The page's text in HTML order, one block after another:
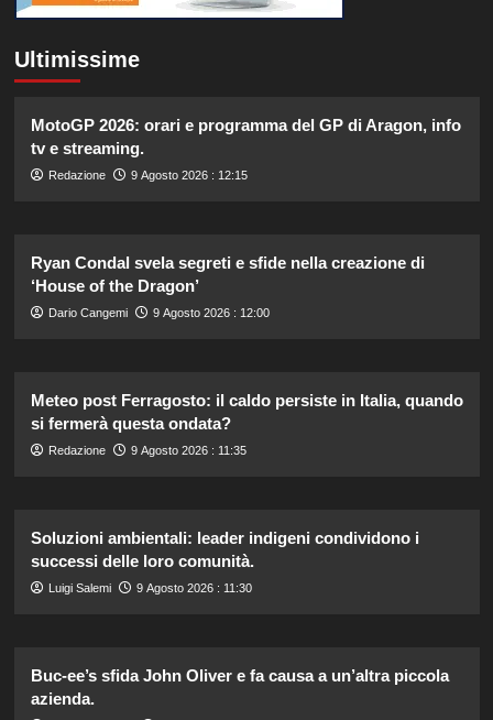
Ultimissime
MotoGP 2026: orari e programma del GP di Aragon, info
tv e streaming.
Redazione 9 Agosto 2026 : 12:15
Ryan Condal svela segreti e sfide nella creazione di
‘House of the Dragon’
Dario Cangemi 9 Agosto 2026 : 12:00
Meteo post Ferragosto: il caldo persiste in Italia, quando
si fermerà questa ondata?
Redazione 9 Agosto 2026 : 11:35
Soluzioni ambientali: leader indigeni condividono i
successi delle loro comunità.
Luigi Salemi 9 Agosto 2026 : 11:30
Buc-ee’s sfida John Oliver e fa causa a un’altra piccola
azienda.